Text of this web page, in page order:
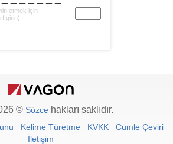
etmek için
girin)
© Sözce hakları saklıdır.
Kelime Türetme KVKK
Cümle Çeviri
İletişim